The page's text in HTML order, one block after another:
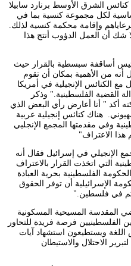
الشرق الأوسط برنارد سابيلا
لكل مجموعة كنسية بما في
وإقامة محكمة كنسية لذلك.
شك أن العمل الدؤوب أنتج هذا
أساقفة سبسطية بالقرار حيث
من الأهمية بمكان أن تقوم
مع الكنائس الإنجيلية في أمريكا
القضية الفلسطينية." وذكر
أكد " أنا أعارض رأي البعض الذي
هناك كنائس إنجيلية عربية
وفي مقدمتها المجمع الإنجليي
هذا الاعتراف"
الإنجيلي في إسرائيل فقال أنه
التي اتخذت القرار بالاعتراف
الفلسطينية بحرية العبادة
الإسرائيلية أن توفر الحقوق
تم في فلسطين."
المقدسة المسيحية المسكونية
الفلسطينيين فرصة فريدة للتحاور
اللغة ويستطيعون استشهاد آيات
الاحتلال والاستيطان